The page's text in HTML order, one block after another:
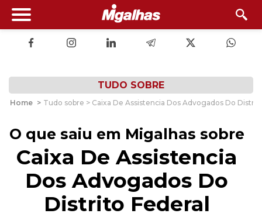
TUDO SOBRE
Home > Tudo sobre > Caixa De Assistencia Dos Advogados Do
O que saiu em Migalhas sobre
Caixa De Assistencia
Dos Advogados Do
Distrito Federal